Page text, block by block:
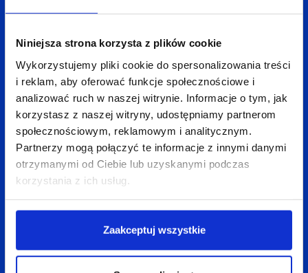
Niniejsza strona korzysta z plików cookie
Wykorzystujemy pliki cookie do spersonalizowania treści
i reklam, aby oferować funkcje społecznościowe i
analizować ruch w naszej witrynie. Informacje o tym, jak
korzystasz z naszej witryny, udostępniamy partnerom
społecznościowym, reklamowym i analitycznym.
Partnerzy mogą połączyć te informacje z innymi danymi
otrzymanymi od Ciebie lub uzyskanymi podczas
korzystania z ich usług.
Zaakceptuj wszystkie
Zobacztakże:
08 kwietnia 2026 Martyna Kwaśny 4 min
Duet idealny: influencer marketing & performance